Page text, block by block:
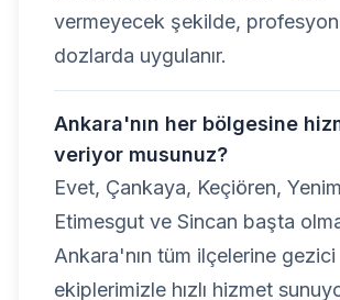
vermeyecek şekilde,
dozlarda uygulanır.
Ankara'nın her bölgesine
veriyor musunuz?
Evet, Çankaya, Keçiören,
Etimesgut ve Sincan başta
Ankara'nın tüm ilçelerine gezici
ekiplerimizle hızlı hizmet